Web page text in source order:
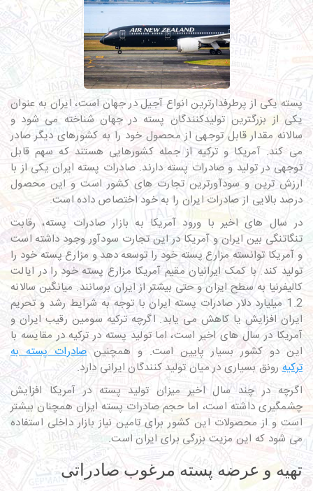
پسته یکی از پرطرفدارترین انواع آجیل در جهان است، ایران به عنوان
یکی از بزرگترین تولیدکنندگان پسته در جهان شناخته می شود و
سالانه مقدار قابل توجهی از محصول خود را به کشورهای دیگر صادر
می کند. آمریکا و ترکیه از جمله کشورهایی هستند که سهم قابل
توجهی در تولید و صادرات پسته دارند. صادرات پسته ایران یکی از با
ارزش ترین و سودآورترین تجارت های کشور است و این محصول
درصد بالایی از صادرات ایران را به خود اختصاص داده است.
در سال های اخیر با ورود آمریکا به بازار صادرات پسته، رقابت
تنگاتنگی بین ایران و آمریکا در این تجارت سودآور وجود داشته است
و آمریکا توانسته مزارع پسته خود را توسعه دهد و مزارع پسته خود را
تولید کند. با کمک ایرانیان مقیم آمریکا مزارع پسته خود را در ایالت
کالیفرنیا به سطح ایران و حتی بیشتر از ایران برسانند. میانگین سالانه
1.2 میلیارد دلار صادرات پسته ایران با توجه به شرایط رشد و تحریم
ایران افزایش یا کاهش می یابد. اگرچه ترکیه سومین رقیب ایران و
آمریکا در سال های اخیر است، اما تولید پسته در ترکیه در مقایسه با
این دو کشور بسیار پایین است. و همچنینصادرات پسته به
ترکیهرونق بسیاری در میان تولید کنندگان ایرانی دارد.
اگرچه در چند سال اخیر میزان تولید پسته در آمریکا افزایش
چشمگیری داشته است، اما حجم صادرات پسته ایران همچنان بیشتر
است و از محصولات این کشور برای تامین نیاز بازار داخلی استفاده
می شود که این مزیت بزرگی برای ایران است.
تهیه و عرضه پسته مرغوب صادراتی